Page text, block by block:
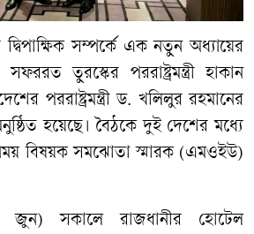
সম্পর্কে এক নতুন অধ্যায়ের
তুরস্কের পররাষ্ট্রমন্ত্রী হাকান
পররাষ্ট্রমন্ত্রী ড. খলিলুর রহমানের
হয়েছে। বৈঠকে দুই দেশের মধ্যে
বিষয়ক সমঝোতা স্মারক (এমওইউ)
সকালে রাজধানীর হোটেল